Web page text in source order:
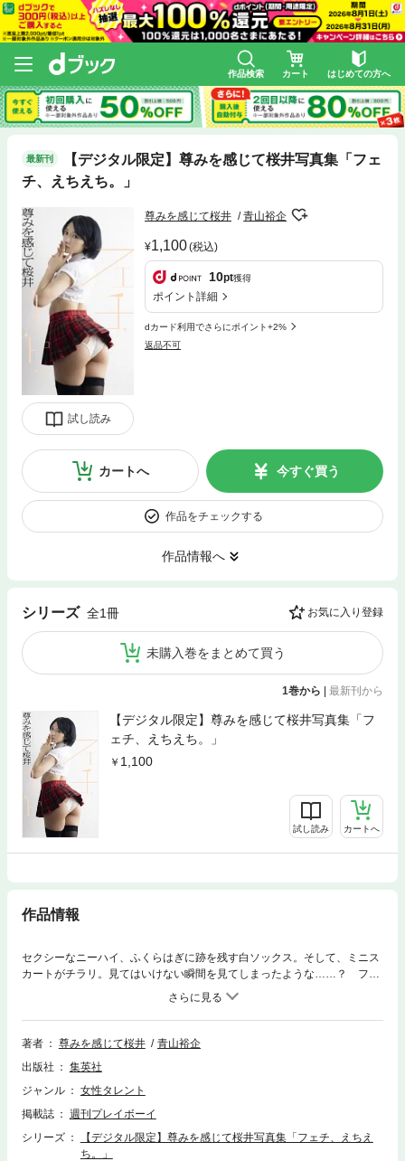
作品検索 カート はじめての方へ
最新刊
【デジタル限定】尊みを感じて桜井写真集「フェ
チ、えちえち。」
試し読み
尊みを感じて桜井 青山裕企
1,100(税込)
10pt獲得
ポイント詳細
dカード利用でさらにポイント+2%
返品不可
カートへ 今すぐ買う
作品をチェックする
作品情報へ
シリーズ 全1冊 お気に入り登録
未購入巻をまとめて買う
1巻から | 最新刊から
【デジタル限定】尊みを感じて桜井写真集「フ
ェチ、えちえち。」
1,100
試し読み カートへ
作品情報
セクシーなニーハイ、ふくらはぎに跡を残す白ソックス。そして、ミニス
カートがチラリ。見てはいけない瞬間を見てしまったような……？ フェ
チ心をくすぐる魅惑のカットをお届けするのは、一度聞いたら忘れない独
特な名前で活動する大注目のコスプレイヤー・尊みを感じて桜井。あなた
は、どの“感じてちゃん”が好き？
著者
尊みを感じて桜井
青山裕企
出版社
集英社
ジャンル
女性タレント
掲載誌
週刊プレイボーイ
シリーズ
【デジタル限定】尊みを感じて桜井写真集「フェチ、えちえ
ち。」